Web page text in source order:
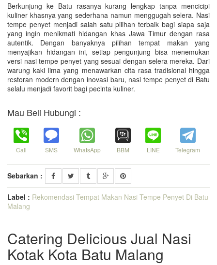
Berkunjung ke Batu rasanya kurang lengkap tanpa mencicipi
kuliner khasnya yang sederhana namun menggugah selera. Nasi
tempe penyet menjadi salah satu pilihan terbaik bagi siapa saja
yang ingin menikmati hidangan khas Jawa Timur dengan rasa
autentik. Dengan banyaknya pilihan tempat makan yang
menyajikan hidangan ini, setiap pengunjung bisa menemukan
versi nasi tempe penyet yang sesuai dengan selera mereka. Dari
warung kaki lima yang menawarkan cita rasa tradisional hingga
restoran modern dengan inovasi baru, nasi tempe penyet di Batu
selalu menjadi favorit bagi pecinta kuliner.
Mau Beli Hubungi :
Call SMS WhatsApp BBM LINE Telegram
Sebarkan :
Label : Rekomendasi Tempat Makan Nasi Tempe Penyet Di Batu
Malang
Catering Delicious Jual Nasi
Kotak Kota Batu Malang